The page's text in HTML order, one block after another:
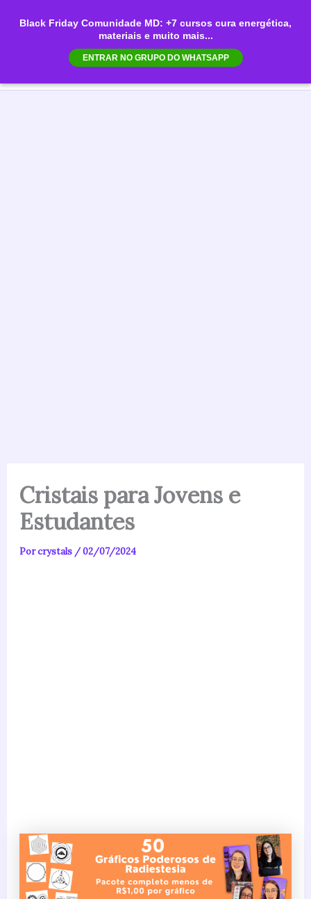
Black Friday Comunidade MD: +7 cursos cura energética,
materiais e muito mais...
ENTRAR NO GRUPO DO WHATSAPP
para
Cristais para Jovens e
Estudantes
Porcrystals /02/07/2024